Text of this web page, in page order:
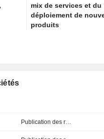
mix de services et du
déploiement de
produits
Publication des résultats - Q2 2026